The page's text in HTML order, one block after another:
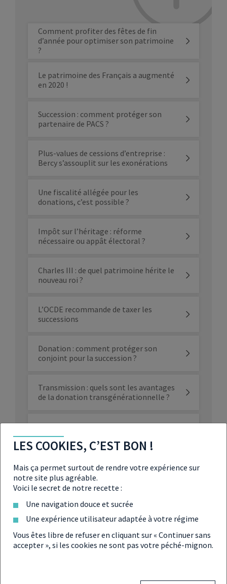
Comment profiter des fêtes de fin
d’année pour optimiser son patrimoine
?
Le patrimoine des Français a augmenté
en 2020 !
Succession : comment protéger son
partenaire de PACS ?
Plus-values de cessions d’entreprise :
Bercy s’assouplit sur les exonérations
Une fiscalité allégée pour les
donations, c’est possible ?
Impôt sur l’héritage : réforme
nécessaire ou appât électoral ?
Charles III : de quel patrimoine hérite le
nouveau roi ?
L’OCDE recommande de taxer les
successions
Donation : comment protéger son
conjoint pour la succession ?
Transmission : quels sont les avantages
de la donation transgénérationnelle ?
3 bonnes raisons de transmettre son
portefeuille boursier
Les 3 solutions pour transmettre son
patrimoine immobilier à moindre coût
La valeur du patrimoine des Français a
augmenté de 390 % en 30 ans selon la
BPCE
Le débat sur les frais de succession
bancaires mis en pause à l’Assemblée
LES COOKIES, C’EST BON !
Mais ça permet surtout de rendre votre expérience sur
notre site plus agréable.
Voici le secret de notre recette :
Une navigation douce et sucrée
Une expérience utilisateur adaptée à votre régime
Vous êtes libre de refuser en cliquant sur « Continuer sans
accepter », si les cookies ne sont pas votre péché-mignon.